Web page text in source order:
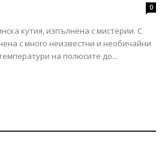
0
кутия, изпълнена с мистерии. С
с много неизвестни и необичайни
на полюсите до...